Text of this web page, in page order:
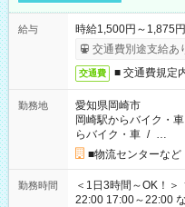
給与
時給1,500円～1,875円
交通費別途支給あ
交通費 ■ 交通費規定
勤務地
愛知県岡崎市
岡崎駅からバイク・車
らバイク・車 / …
■物流センターな
勤務時間
＜1日3時間～OK！＞ ▼ 例えば… ▼ 15:00～18:00 15:00～
22:00 17:00～22:00 など こちら以外の時間もお気軽に